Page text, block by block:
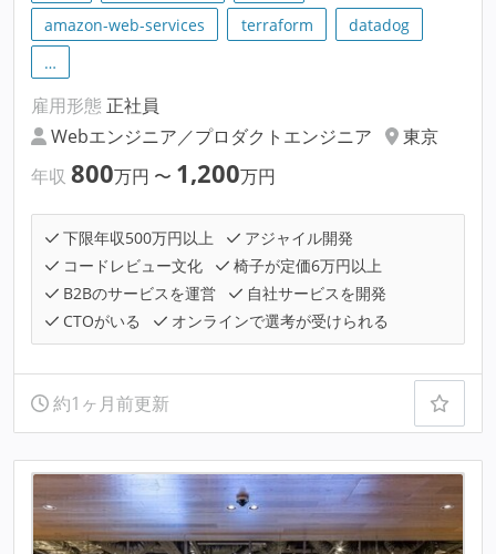
amazon-web-services
terraform
datadog
…
雇用形態 正社員
Webエンジニア／プロダクトエンジニア
東京
年収 800万円 〜 1,200万円
下限年収500万円以上
アジャイル開発
コードレビュー文化
椅子が定価6万円以上
B2Bのサービスを運営
自社サービスを開発
CTOがいる
オンラインで選考が受けられる
約1ヶ月前更新